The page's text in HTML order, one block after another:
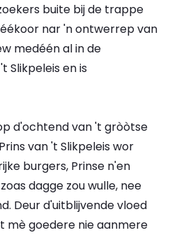
buite bij de trappe
nar 'n ontwerrep van
medéén al in de
Slikpeleis en is
d'ochtend van 't gròòtse
van 't Slikpeleis wor
burgers, Prinse n'en
dagge zou wulle, nee
Deur d'uitblijvende vloed
mè goedere nie aanmere